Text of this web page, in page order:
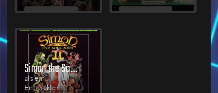
MEHR MEHR
Simon the Sorcerer II: The Lion, the Wizard and the Wardrobe
als ein
Entwickler